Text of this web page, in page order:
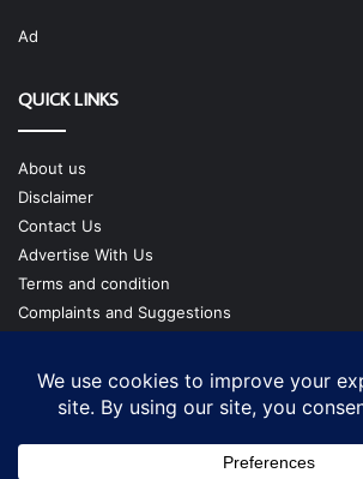
Ad
QUICK LINKS
About us
Disclaimer
Contact Us
Advertise With Us
Terms and condition
Complaints and Suggestions
Our Team
Copyright @ cmgtimes.com